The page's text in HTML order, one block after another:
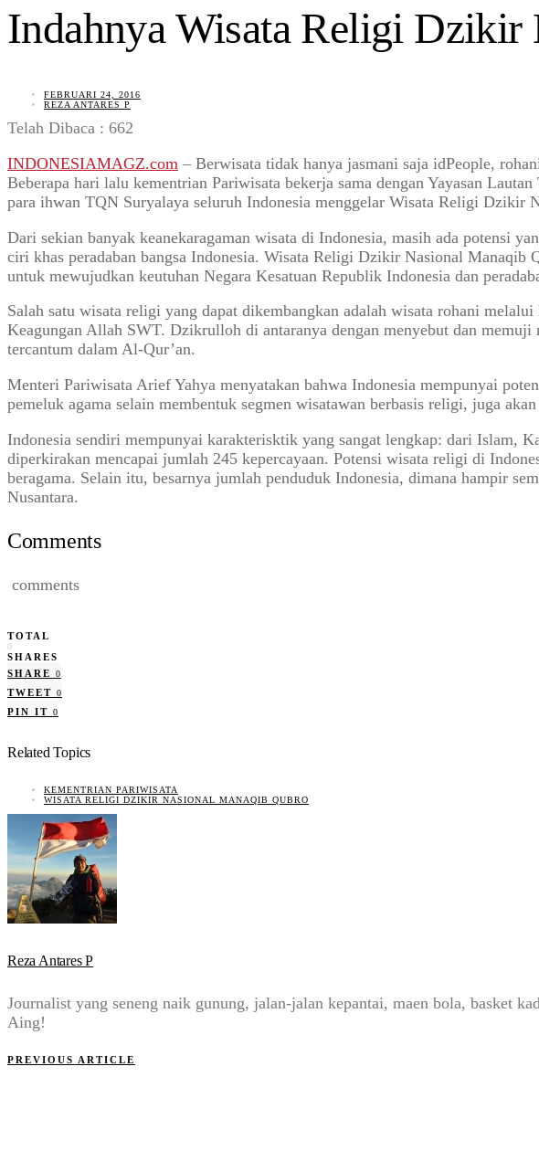
Indahnya Wisata Religi
FEBRUARI 24, 2016
REZA ANTARES P
Telah Dibaca : 662
INDONESIAMAGZ.com – Berwisata tidak hanya jasmani saja idPeople,
Beberapa hari lalu kementrian Pariwisata bekerja sama dengan Yayasan
para ihwan TQN Suryalaya seluruh Indonesia menggelar Wisata Religi
Dari sekian banyak keanekaragaman wisata di Indonesia, masih ada potensi
ciri khas peradaban bangsa Indonesia. Wisata Religi Dzikir Nasional Manaqib
untuk mewujudkan keutuhan Negara Kesatuan Republik Indonesia dan
Salah satu wisata religi yang dapat dikembangkan adalah wisata rohani
Keagungan Allah SWT. Dzikrulloh di antaranya dengan menyebut dan
tercantum dalam Al-Qur’an.
Menteri Pariwisata Arief Yahya menyatakan bahwa Indonesia mempunyai
pemeluk agama selain membentuk segmen wisatawan berbasis religi, juga
Indonesia sendiri mempunyai karakterisktik yang sangat lengkap: dari Islam,
diperkirakan mencapai jumlah 245 kepercayaan. Potensi wisata religi di
beragama. Selain itu, besarnya jumlah penduduk Indonesia, dimana hampir
Nusantara.
Comments
comments
TOTAL
0
SHARES
SHARE
0
TWEET 0
PIN IT 0
Related Topics
KEMENTRIAN PARIWISATA
WISATA RELIGI DZIKIR NASIONAL MANAQIB QUBRO
Reza Antares P
Journalist yang seneng naik gunung, jalan-jalan kepantai, maen bola, basket
Aing!
PREVIOUS ARTICLE